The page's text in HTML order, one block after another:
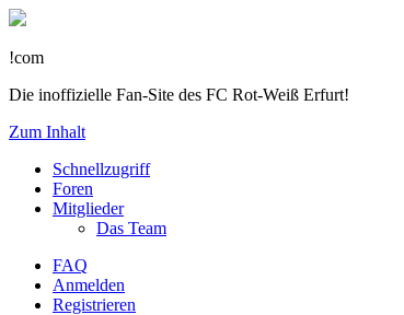
!com
Die inoffizielle Fan-Site des FC Rot-Weiß Erfurt!
Zum Inhalt
Schnellzugriff
Foren
Mitglieder
Das Team
FAQ
Anmelden
Registrieren